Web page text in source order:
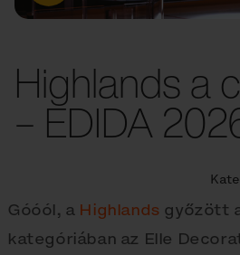
Highlands a
– EDIDA
Góóól, aHighlands győzött
kategóriában az Elle